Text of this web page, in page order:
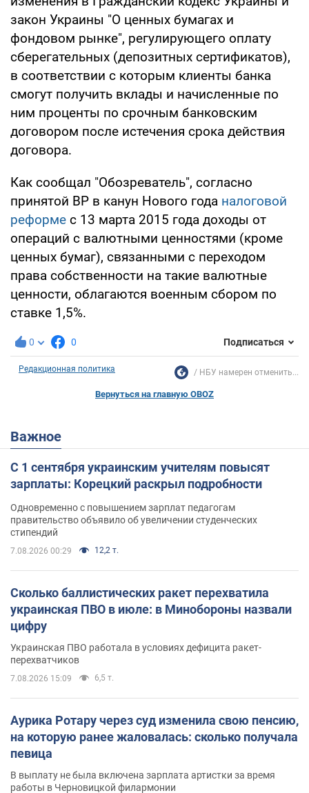
закон Украины "О ценных бумагах и
фондовом рынке", регулирующего оплату
сберегательных (депозитных сертификатов),
в соответствии с которым клиенты банка
смогут получить вклады и начисленные по
ним проценты по срочным банковским
договором после истечения срока действия
договора.
Как сообщал "Обозреватель", согласно
принятой ВР в канун Нового года налоговой
реформе с 13 марта 2015 года доходы от
операций с валютными ценностями (кроме
ценных бумаг), связанными с переходом
права собственности на такие валютные
ценности, облагаются военным сбором по
ставке 1,5%.
0 0 Подписаться
Редакционная политика НБУ намерен отменить...
Вернуться на главную OBOZ
Важное
С 1 сентября украинским учителям повысят
зарплаты: Корецкий раскрыл подробности
Одновременно с повышением зарплат педагогам
правительство объявило об увеличении студенческих
стипендий
7.08.2026 00:29 12,2 т.
Сколько баллистических ракет перехватила
украинская ПВО в июле: в Минобороны назвали
цифру
Украинская ПВО работала в условиях дефицита ракет-
перехватчиков
7.08.2026 15:09 6,5 т.
Аурика Ротару через суд изменила свою пенсию,
на которую ранее жаловалась: сколько получала
певица
В выплату не была включена зарплата артистки за время
работы в Черновицкой филармонии